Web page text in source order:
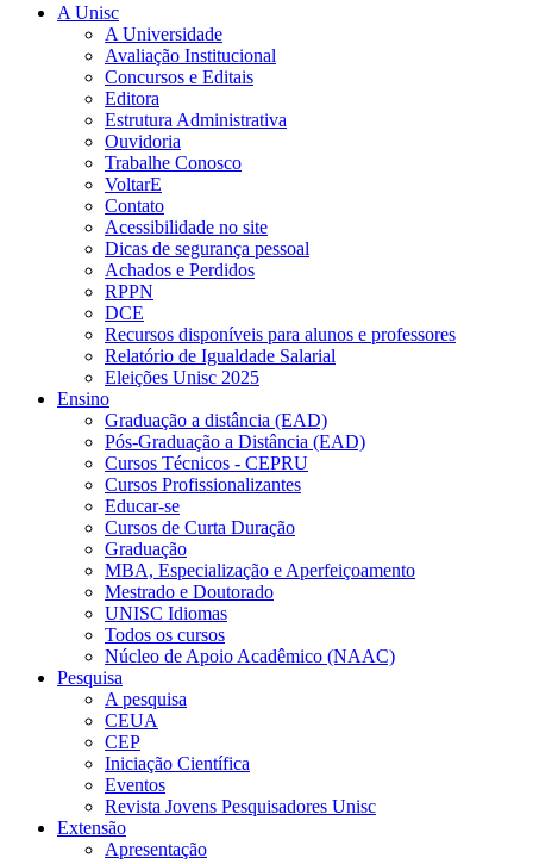
A Unisc
A Universidade
Avaliação Institucional
Concursos e Editais
Editora
Estrutura Administrativa
Ouvidoria
Trabalhe Conosco
VoltarE
Contato
Acessibilidade no site
Dicas de segurança pessoal
Achados e Perdidos
RPPN
DCE
Recursos disponíveis para alunos e professores
Relatório de Igualdade Salarial
Eleições Unisc 2025
Ensino
Graduação a distância (EAD)
Pós-Graduação a Distância (EAD)
Cursos Técnicos - CEPRU
Cursos Profissionalizantes
Educar-se
Cursos de Curta Duração
Graduação
MBA, Especialização e Aperfeiçoamento
Mestrado e Doutorado
UNISC Idiomas
Todos os cursos
Núcleo de Apoio Acadêmico (NAAC)
Pesquisa
A pesquisa
CEUA
CEP
Iniciação Científica
Eventos
Revista Jovens Pesquisadores Unisc
Extensão
Apresentação